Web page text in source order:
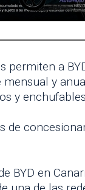
permiten a
y
y
de
BYD en